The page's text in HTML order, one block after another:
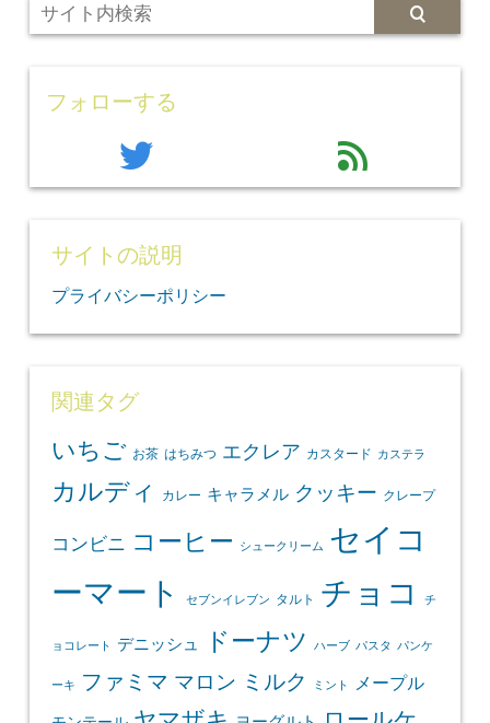
フォローする
twitter feed
サイトの説明
プライバシーポリシー
関連タグ
いちご お茶 はちみつ エクレア カスタード カステラ
カルディ カレー キャラメル クッキー クレープ
コンビニ コーヒー シュークリーム セイコ
ーマート
セブンイレブン タルト チョコ チ
ョコレート デニッシュ ドーナツ ハーブ パスタ パンケ
ーキ ファミマ マロン ミルク ミント メープル